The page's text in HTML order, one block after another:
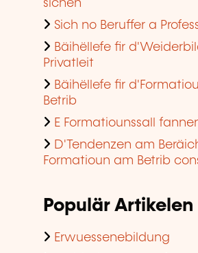
sichen
Sich no Beruffer a
Bäihëllefe fir
Privatleit
Bäihëllefe fir
Betrib
E Formatiounssall
D'Tendenzen am
Formatioun am Betrib
Populär Artikelen
Erwuessenebildung